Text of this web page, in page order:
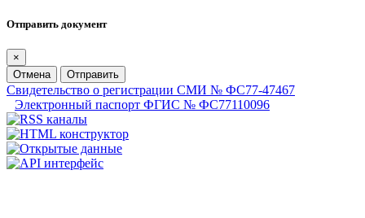
Отправить документ
×
Отмена
Отправить
Свидетельство о регистрации СМИ № ФС77-47467
Электронный паспорт ФГИС № ФС77110096